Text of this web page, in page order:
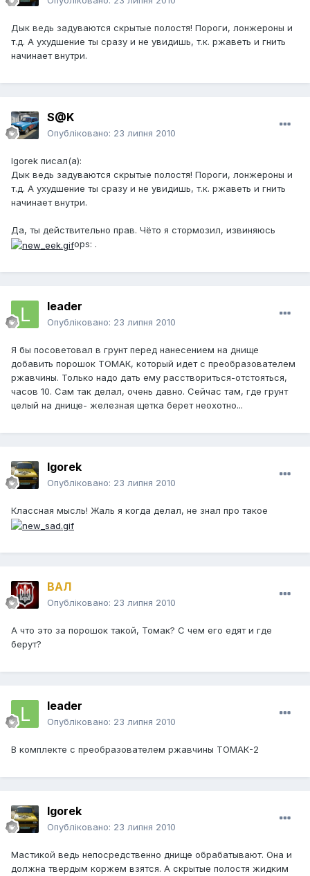
Дык ведь задуваются скрытые полостя! Пороги, лонжероны и
т.д. А ухудшение ты сразу и не увидишь, т.к. ржаветь и гнить
начинает внутри.
S@K
Опубліковано: 23 липня 2010
Igorek писал(а):
Дык ведь задуваются скрытые полостя! Пороги, лонжероны и
т.д. А ухудшение ты сразу и не увидишь, т.к. ржаветь и гнить
начинает внутри.
Да, ты действительно прав. Чёто я стормозил, извиняюсь
ops: .
leader
Опубліковано: 23 липня 2010
Я бы посоветовал в грунт перед нанесением на днище
добавить порошок ТОМАК, который идет с преобразователем
ржавчины. Только надо дать ему расствориться-отстояться,
часов 10. Сам так делал, очень давно. Сейчас там, где грунт
целый на днище- железная щетка берет неохотно...
Igorek
Опубліковано: 23 липня 2010
Классная мысль! Жаль я когда делал, не знал про такое
ВАЛ
Опубліковано: 23 липня 2010
А что это за порошок такой, Томак? С чем его едят и где
берут?
leader
Опубліковано: 23 липня 2010
В комплекте с преобразователем ржавчины ТОМАК-2
Igorek
Опубліковано: 23 липня 2010
Мастикой ведь непосредственно днище обрабатывают. Она и
должна твердым коржем взятся. А скрытые полостя жидким